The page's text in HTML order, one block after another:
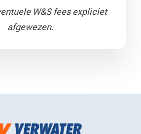
W&S fees expliciet
afgewezen.